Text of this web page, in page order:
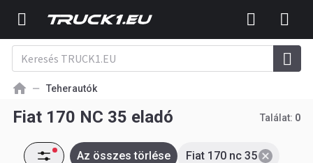
Teherautók
Fiat 170 NC 35 eladó Találat: 0
Fiat 170 nc 35
Az összes törlése